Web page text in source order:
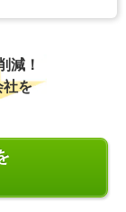
減！
社を